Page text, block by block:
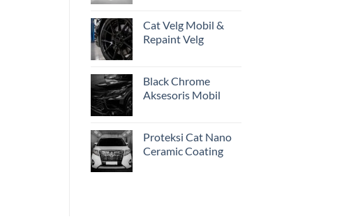
Cat Velg Mobil &
Repaint Velg
Black Chrome
Aksesoris Mobil
Proteksi Cat Nano
Ceramic Coating